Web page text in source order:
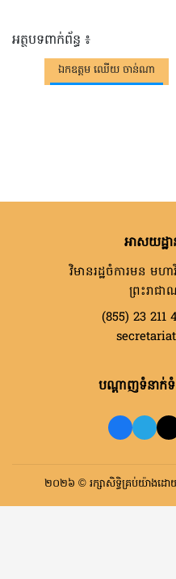
អត្ថបទពាក់ព័ន្ធ ៖
ឯកឧត្តម ឈើយ ចាន់ណា
អាសយដ្ឋ
វិមានរដ្ឋចំការមន មហ
ព្រះរាជា
(855) 23 211
បណ្តាញទំនាក់ទំ
២០២៦ © រក្សាសិទ្ធិគ្រប់យ៉ាងដោយ